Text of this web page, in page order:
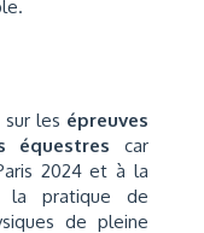
les épreuves
équestres car
2024 et à la
la pratique de
de pleine